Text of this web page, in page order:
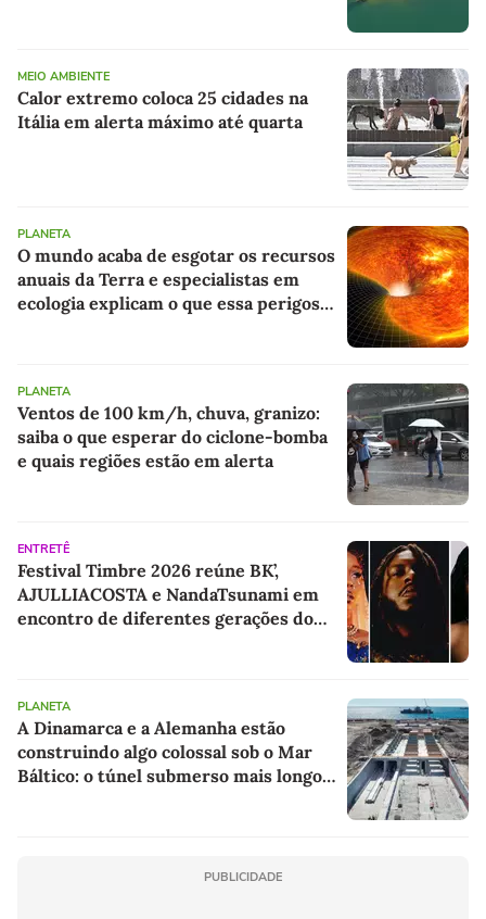
MEIO AMBIENTE
Calor extremo coloca 25 cidades na
Itália em alerta máximo até quarta
PLANETA
O mundo acaba de esgotar os recursos
anuais da Terra e especialistas em
ecologia explicam o que essa perigosa
PLANETA
Ventos de 100 km/h, chuva, granizo:
saiba o que esperar do ciclone-bomba
e quais regiões estão em alerta
ENTRETÊ
Festival Timbre 2026 reúne BK’,
AJULLIACOSTA e NandaTsunami em
encontro de diferentes gerações do
PLANETA
A Dinamarca e a Alemanha estão
construindo algo colossal sob o Mar
Báltico: o túnel submerso mais longo
PUBLICIDADE